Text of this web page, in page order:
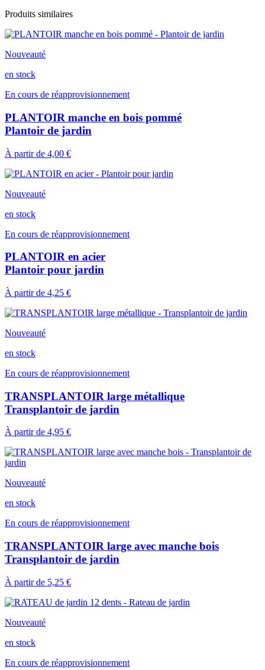
Produits similaires
Nouveauté
en stock
En cours de réapprovisionnement
PLANTOIR manche en bois pommé
Plantoir de jardin
À partir de 4,00 €
Nouveauté
en stock
En cours de réapprovisionnement
PLANTOIR en acier
Plantoir pour jardin
À partir de 4,25 €
Nouveauté
en stock
En cours de réapprovisionnement
TRANSPLANTOIR large métallique
Transplantoir de jardin
À partir de 4,95 €
Nouveauté
en stock
En cours de réapprovisionnement
TRANSPLANTOIR large avec manche bois
Transplantoir de jardin
À partir de 5,25 €
Nouveauté
en stock
En cours de réapprovisionnement